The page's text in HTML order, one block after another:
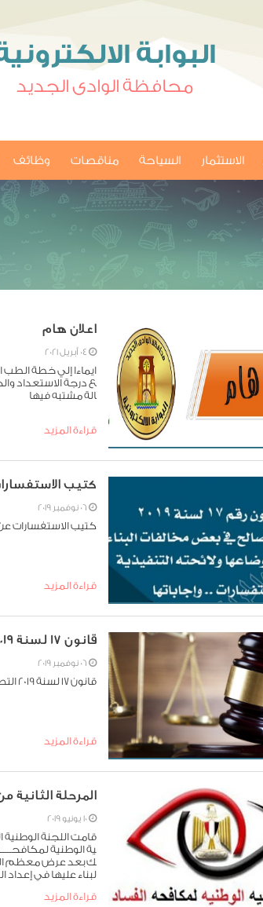
البوابة
محافظة الوادى الجديد
الاستثمار السياحة مناقصات وظائف
اعلان هام
ايماءا إلي خطة الطب
ع درجة الاستعداد
الة مشتبه فيها
قراءة المزيد
كتيب
كتيب الاستفسارات
قراءة المزيد
قانون 17 لسنة 2019 التصالح فى بعض مخالفات البناء
قانون 17 لسنة 2019 التصالح فى بعض مخالفات البناء
قراءة المزيد
المرحلة الثانية من
قامت اللجنة الوطنية
ية الوطنية
ك بعد عرض معظم
لبناء عليها في إعداد
سيد رئيس مجلس
قراءة المزيد